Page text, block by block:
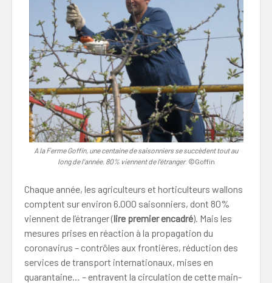
A la Ferme Goffin, une centaine de saisonniers se succèdent tout au
long de l’année. 80% viennent de l’étranger. ©Goffin
Chaque année, les agriculteurs et horticulteurs wallons
comptent sur environ 6.000 saisonniers, dont 80%
viennent de l’étranger (lire premier encadré). Mais les
mesures prises en réaction à la propagation du
coronavirus – contrôles aux frontières, réduction des
services de transport internationaux, mises en
quarantaine… – entravent la circulation de cette main-